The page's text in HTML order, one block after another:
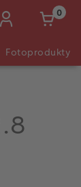
0
Fotoprodukty